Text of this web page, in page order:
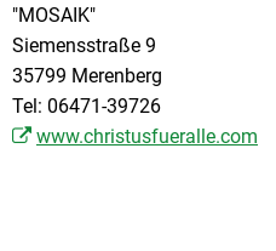
"MOSAIK"
Siemensstraße 9
35799 Merenberg
Tel: 06471-39726
www.christusfueralle.com